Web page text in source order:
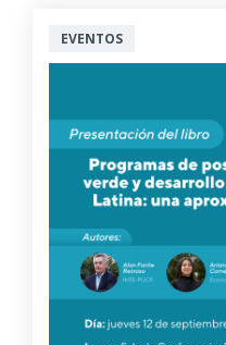
EVENTOS